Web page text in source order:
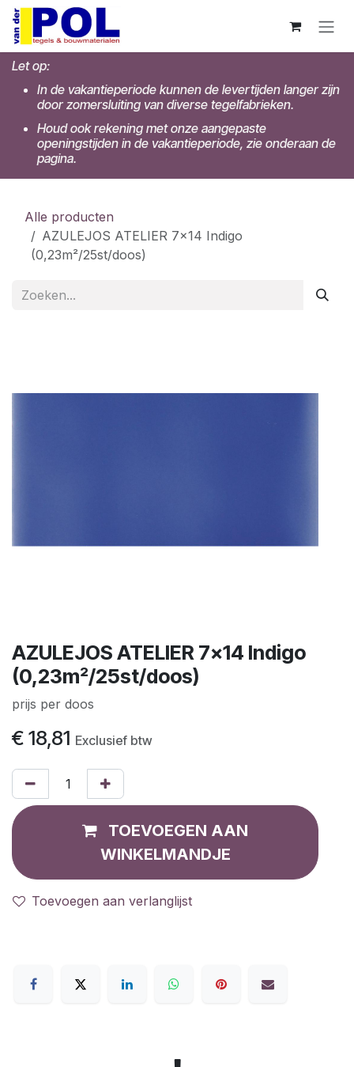
Overslaan naar inhoud
Let op:
In de vakantieperiode kunnen de levertijden langer zijn
door zomersluiting van diverse tegelfabrieken.
Houd ook rekening met onze aangepaste
openingstijden in de vakantieperiode, zie onderaan de
pagina.
Alle producten
AZULEJOS ATELIER 7x14 Indigo
(0,23m²/25st/doos)
AZULEJOS ATELIER 7x14 Indigo
(0,23m²/25st/doos)
prijs per doos
€ 18,81 Exclusief btw
TOEVOEGEN AAN
WINKELMANDJE
Toevoegen aan verlanglijst